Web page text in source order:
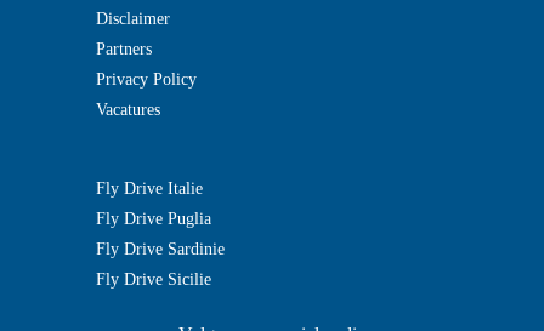
Disclaimer
Partners
Privacy Policy
Vacatures
Fly Drive Italie
Fly Drive Puglia
Fly Drive Sardinie
Fly Drive Sicilie